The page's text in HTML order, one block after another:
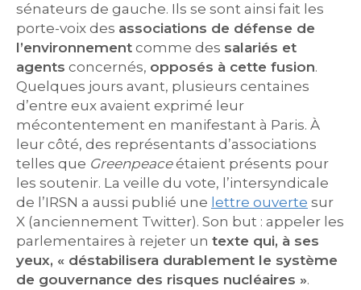
sénateurs de gauche. Ils se sont ainsi fait les
porte-voix des associations de défense de
l’environnement comme des salariés et
agents concernés, opposés à cette fusion.
Quelques jours avant, plusieurs centaines
d’entre eux avaient exprimé leur
mécontentement en manifestant à Paris. À
leur côté, des représentants d’associations
telles que Greenpeaceétaient présents pour
les soutenir. La veille du vote, l’intersyndicale
de l’IRSN a aussi publié une lettre ouverte sur
X (anciennement Twitter). Son but : appeler les
parlementaires à rejeter un texte qui, à ses
yeux, « déstabilisera durablement le système
de gouvernance des risques nucléaires ».